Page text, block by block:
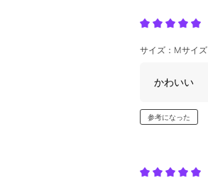
サイズ：Mサイズ
かわいい
参考になった